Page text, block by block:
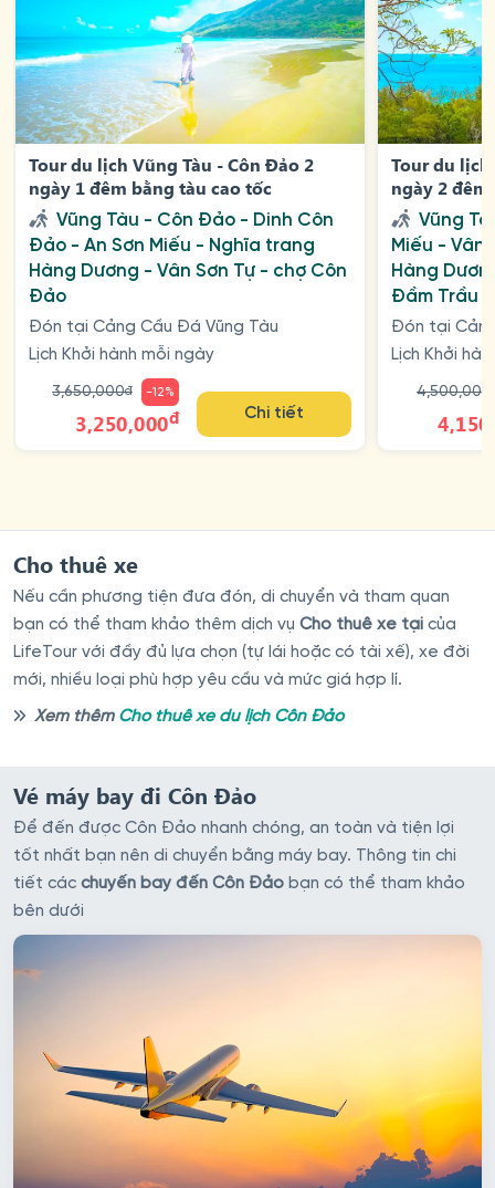
Tour du lịch Vũng Tàu - Côn Đảo 2
ngày 1 đêm bằng tàu cao tốc
Vũng Tàu - Côn Đảo - Dinh Côn
Đảo - An Sơn Miếu - Nghĩa trang
Hàng Dương - Vân Sơn Tự - chợ Côn
Đảo
Đón tại Cảng Cầu Đá Vũng Tàu
Lịch Khởi hành mỗi ngày
3,650,000đ -12%
3,250,000đ Chi tiết
Tour du lịch
ngày 2
Vũng
Miếu - Vân
Hàng
Đầm Trầu
Đón tại
Lịch Khởi
4,500,000
Cho thuê xe
Nếu cần phương tiện đưa đón, di chuyển và tham quan
bạn có thể tham khảo thêm dịch vụ Cho thuê xe tại của
LifeTour với đầy đủ lựa chọn (tự lái hoặc có tài xế), xe đời
mới, nhiều loại phù hợp yêu cầu và mức giá hợp lí.
Xem thêm Cho thuê xe du lịch Côn Đảo
Vé máy bay đi Côn Đảo
Để đến được Côn Đảo nhanh chóng, an toàn và tiện lợi
tốt nhất bạn nên di chuyển bằng máy bay. Thông tin chi
tiết các chuyến bay đến Côn Đảo bạn có thể tham khảo
bên dưới